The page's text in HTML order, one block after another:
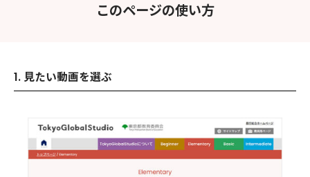
このページの使い方
1. 見たい動画を選ぶ